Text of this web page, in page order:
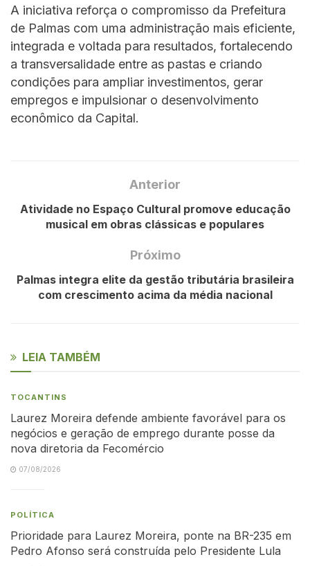
A iniciativa reforça o compromisso da Prefeitura
de Palmas com uma administração mais eficiente,
integrada e voltada para resultados, fortalecendo
a transversalidade entre as pastas e criando
condições para ampliar investimentos, gerar
empregos e impulsionar o desenvolvimento
econômico da Capital.
Anterior
Atividade no Espaço Cultural promove educação
musical em obras clássicas e populares
Próximo
Palmas integra elite da gestão tributária brasileira
com crescimento acima da média nacional
LEIA TAMBÉM
TOCANTINS
Laurez Moreira defende ambiente favorável para os
negócios e geração de emprego durante posse da
nova diretoria da Fecomércio
07/08/2026
POLÍTICA
Prioridade para Laurez Moreira, ponte na BR-235 em
Pedro Afonso será construída pelo Presidente Lula